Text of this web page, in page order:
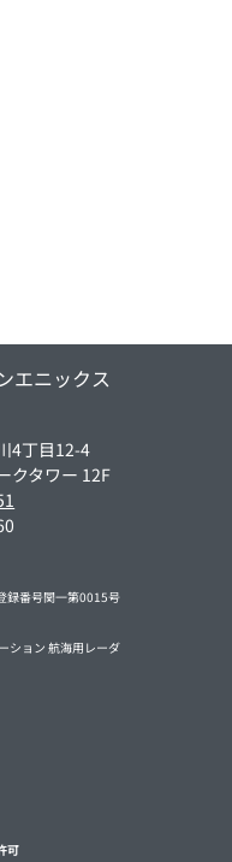
エニックス
4丁目12-4
クタワー 12F
録番号関一第0015号
ション 航海用レーダ
可